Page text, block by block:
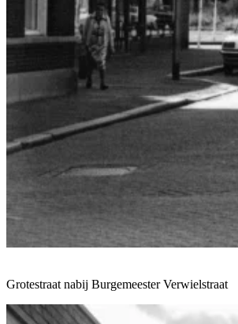
Grotestraat nabij Burgemeester Verwielstraat